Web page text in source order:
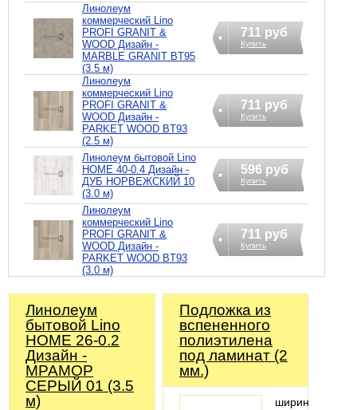
Линолеум
коммерческий Lino
PROFI GRANIT &
WOOD Дизайн -
MARBLE GRANIT BT95
(3.5 м)
711 руб
Купить
Линолеум
коммерческий Lino
PROFI GRANIT &
WOOD Дизайн -
PARKET WOOD BT93
(2.5 м)
711 руб
Купить
Линолеум бытовой Lino
HOME 40-0.4 Дизайн -
ДУБ НОРВЕЖСКИЙ 10
(3.0 м)
596 руб
Купить
Линолеум
коммерческий Lino
PROFI GRANIT &
WOOD Дизайн -
PARKET WOOD BT93
(3.0 м)
711 руб
Купить
Линолеум
бытовой Lino
HOME 26-0.2
Дизайн -
МРАМОР
СЕРЫЙ 01 (3.5
м)
Подложка из
вспененного
полиэтилена
под ламинат (2
мм.)
ширина: